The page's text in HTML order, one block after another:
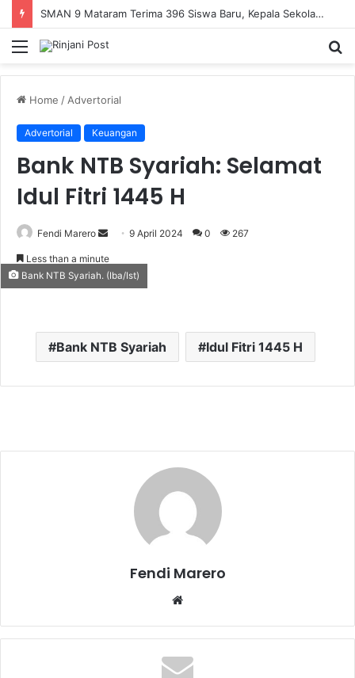
SMAN 9 Mataram Terima 396 Siswa Baru, Kepala Sekolah Dorong Revitalisasi Menyeluruh Fasilitas Pendidikan
Menu
Home / Advertorial
Advertorial Keuangan
Bank NTB Syariah: Selamat
Idul Fitri 1445 H
Fendi Marero
Send
email
9 April 2024 0 267
Less than a minute
Bank NTB Syariah. (Iba/Ist)
Bank NTB Syariah Idul Fitri 1445 H
Fendi Marero